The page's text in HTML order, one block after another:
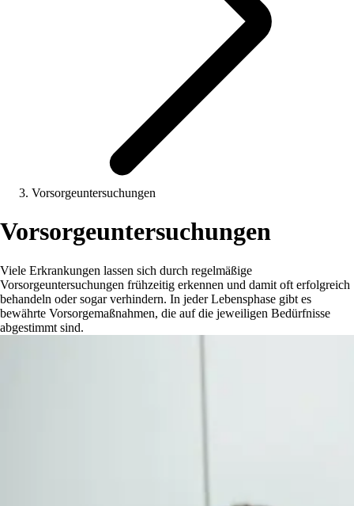
Vorsorgeuntersuchungen
Vorsorgeuntersuchungen
Viele Erkrankungen lassen sich durch regelmäßige
Vorsorgeuntersuchungen frühzeitig erkennen und damit oft erfolgreich
behandeln oder sogar verhindern. In jeder Lebensphase gibt es
bewährte Vorsorgemaßnahmen, die auf die jeweiligen Bedürfnisse
abgestimmt sind.